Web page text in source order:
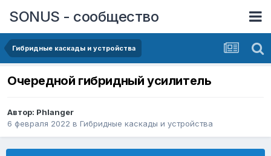
SONUS - сообщество
Гибридные каскады и устройства
Очередной гибридный усилитель
Автор: Phlanger
6 февраля 2022 в Гибридные каскады и устройства